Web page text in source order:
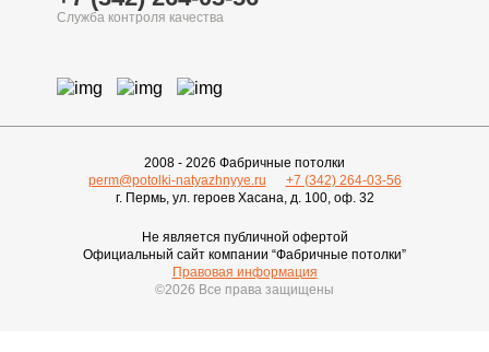
2008 - 2026 Фабричные потолки
perm@potolki-natyazhnyye.ru
+7 (342) 264-03-56
г. Пермь, ул. героев Хасана, д. 100, оф. 32
Не является публичной офертой
Официальный сайт компании “Фабричные потолки”
Правовая информация
©2026 Все права защищены